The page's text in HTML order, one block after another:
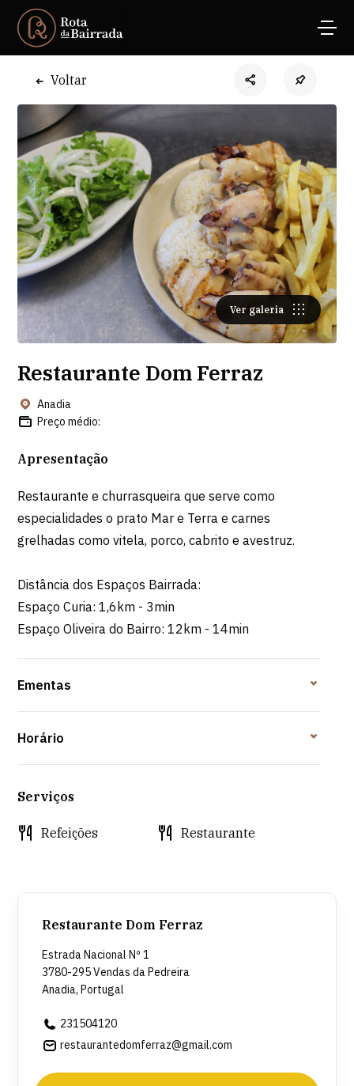
Voltar
Ver galeria
Restaurante Dom Ferraz
Anadia
Preço médio:
Apresentação
Restaurante e churrasqueira que serve como
especialidades o prato Mar e Terra e carnes
grelhadas como vitela, porco, cabrito e avestruz.
Distância dos Espaços Bairrada:
Espaço Curia: 1,6km - 3min
Espaço Oliveira do Bairro: 12km - 14min
Ementas
Horário
Serviços
Refeições Restaurante
Restaurante Dom Ferraz
Estrada Nacional Nº 1
3780-295 Vendas da Pedreira
Anadia, Portugal
231504120
restaurantedomferraz@gmail.com